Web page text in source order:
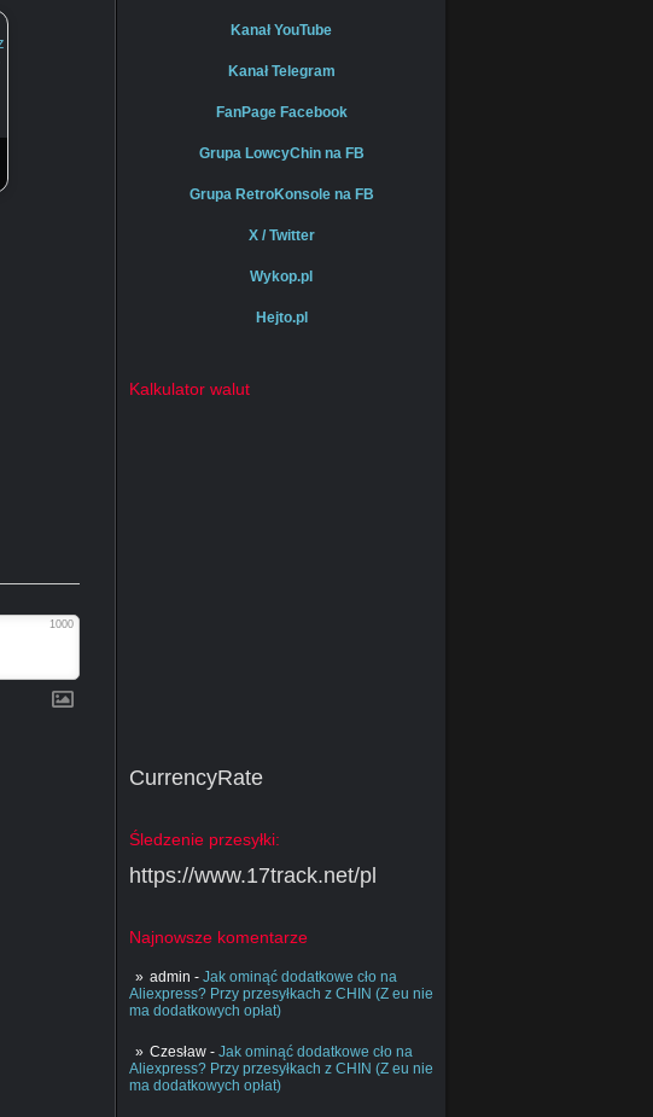
Kanał YouTube
Kanał Telegram
FanPage Facebook
Grupa LowcyChin na FB
Grupa RetroKonsole na FB
X / Twitter
Wykop.pl
Hejto.pl
Kalkulator walut
CurrencyRate
Śledzenie przesyłki:
https://www.17track.net/pl
Najnowsze komentarze
admin - Jak ominąć dodatkowe cło na
Aliexpress? Przy przesyłkach z CHIN (Z eu nie
ma dodatkowych opłat)
Czesław - Jak ominąć dodatkowe cło na
Aliexpress? Przy przesyłkach z CHIN (Z eu nie
ma dodatkowych opłat)
1000